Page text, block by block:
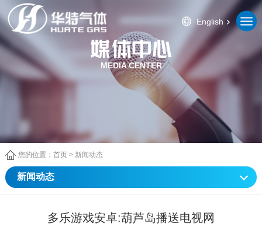
English
MEDIA CENTER
您的位置： 首页> 新闻动态
新闻动态
多乐游戏安卓:葫芦岛播送电视网